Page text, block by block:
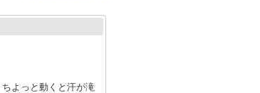
よっと動くと汗が滝